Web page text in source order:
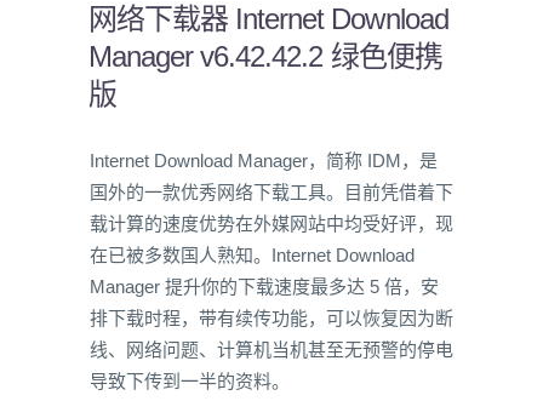
网络下载器 Internet Download
Manager v6.42.42.2 绿色便携
版
Internet Download Manager，简称 IDM，是
国外的一款优秀网络下载工具。目前凭借着下
载计算的速度优势在外媒网站中均受好评，现
在已被多数国人熟知。Internet Download
Manager 提升你的下载速度最多达 5 倍，安
排下载时程，带有续传功能，可以恢复因为断
线、网络问题、计算机当机甚至无预警的停电
导致下传到一半的资料。